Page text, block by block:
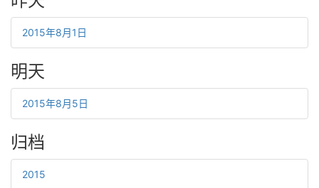
2015年8月1日
明天
2015年8月5日
归档
2015